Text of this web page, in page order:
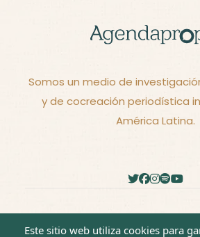
Somos un medio de
y de cocreación periodística
América Latina.
2026 - © Derechos
Este sitio web utiliza cookies para